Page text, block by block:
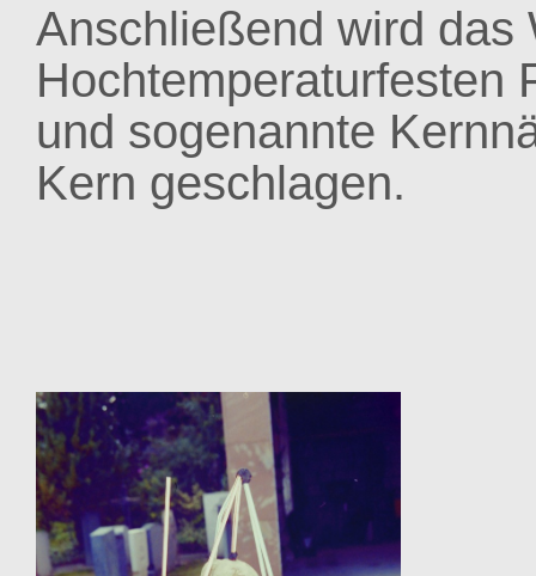
Anschließend wird das
Hochtemperaturfesten
und sogenannte
Kern geschlagen.